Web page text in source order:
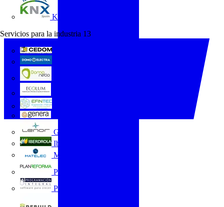
KNX España
Servicios para la industria 13
Grupo Lenor
Iberdrola
MATELEC
Plan Reforma
Programación Integral